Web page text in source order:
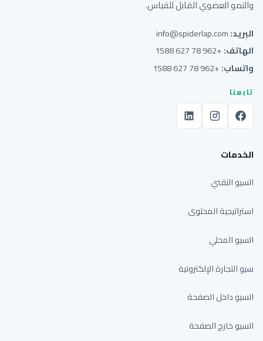
والنمو العضوي القابل للقياس.
البريد:info@spiderlap.com
الهاتف:+962 78 627 1588
واتساب:+962 78 627 1588
تابعنا
الخدمات
السيو التقني
استراتيجية المحتوى
السيو المحلي
سيو التجارة الإلكترونية
السيو داخل الصفحة
السيو خارج الصفحة